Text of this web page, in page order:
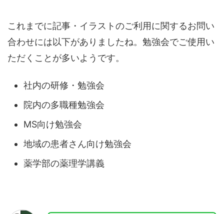
これまでに記事・イラストのご利用に関するお問い
合わせには以下がありましたね。勉強会でご使用い
ただくことが多いようです。
社内の研修・勉強会
院内の多職種勉強会
MS向け勉強会
地域の患者さん向け勉強会
薬学部の薬理学講義